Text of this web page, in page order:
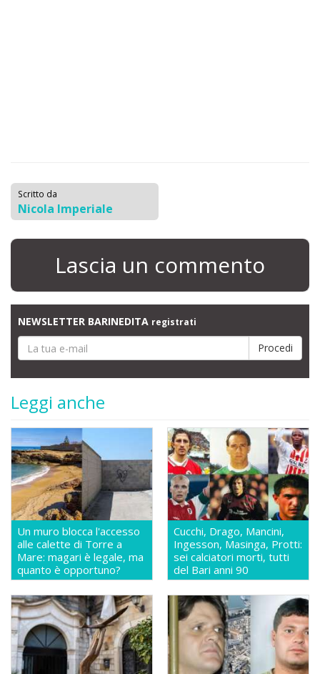
Scritto da
Nicola Imperiale
Lascia un commento
NEWSLETTER BARINEDITA registrati
Leggi anche
Un muro blocca l'accesso
alle calette di Torre a
Mare: magari è legale, ma
quanto è opportuno?
Cucchi, Drago, Mancini,
Ingesson, Masinga, Protti:
sei calciatori morti, tutti
del Bari anni 90